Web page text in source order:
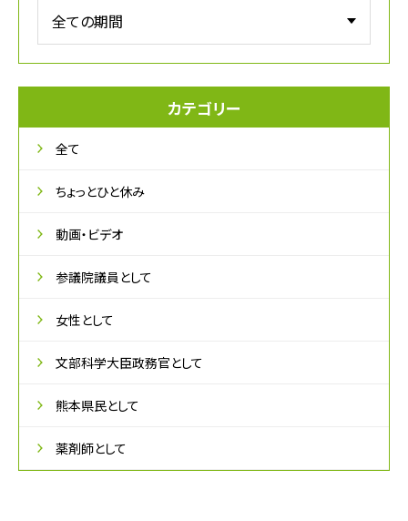
カテゴリー
全て
ちょっとひと休み
動画・ビデオ
参議院議員として
女性として
文部科学大臣政務官として
熊本県民として
薬剤師として